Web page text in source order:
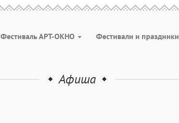
Фестиваль АРТ-ОКНО Фестивали и праздники
Афиша